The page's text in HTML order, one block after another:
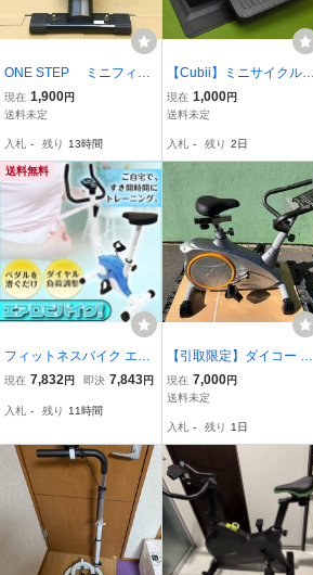
ONE STEP ミニフィッ
トネスバイク
現在 1,900円
送料未定
入札 - 残り 13時間
【Cubii】ミニサイクルマ
シン F3A2★ペダル運
動 キュービー †5890
現在 1,000円
送料未定
入札 - 残り 2日
送料無料
フィットネスバイク エア
ロビバイク スピンバイク
イエット 有酸素運動 エク
ン
現在 7,832円 即決 7,843円
入札 - 残り 11時間
【引取限定】ダイコー DK
-8601P アップライトバイ
ク 現状品 訳あり(後脚カ
AIKOU エクササイズバイ
ク
現在 7,000円
送料未定
入札 - 残り 1日